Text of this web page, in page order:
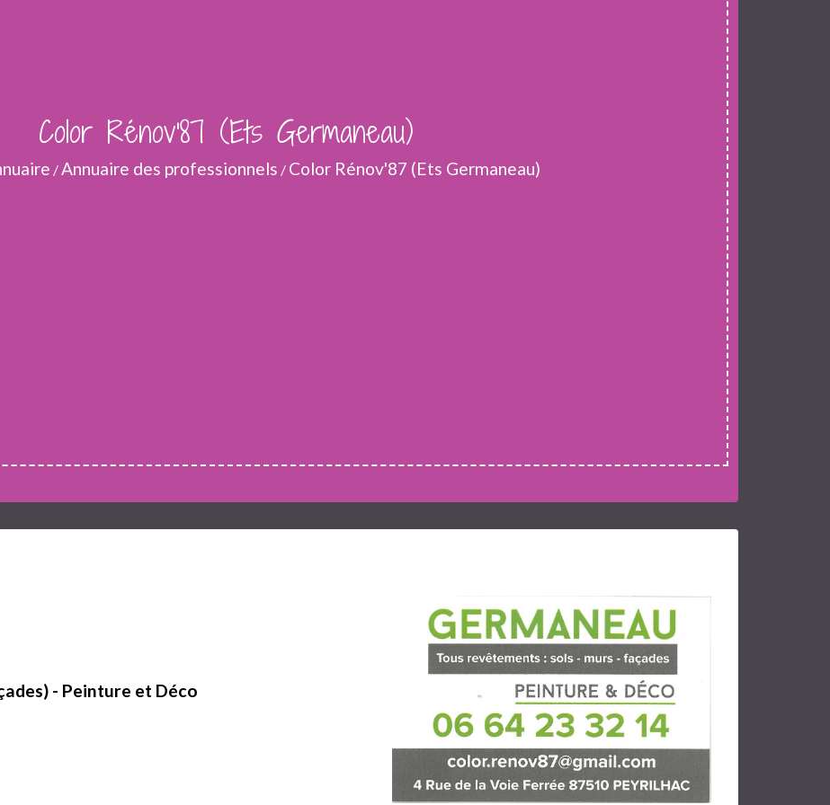
Color Rénov'87 (Ets Germaneau)
/Annuaire des professionnels / Color Rénov'87 (Ets Germaneau)
- Peinture et Déco